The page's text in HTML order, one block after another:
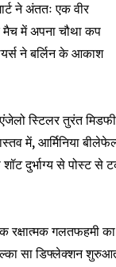
ने अंततः एक वीर
मैच में अपना चौथा कप
ने बर्लिन के आकाश
स्टिलर तुरंत
में, आर्मिनिया
दुर्भाग्य से पोस्ट से
रक्षात्मक गलतफहमी
सा डिफ्लेक्शन शुरुआती